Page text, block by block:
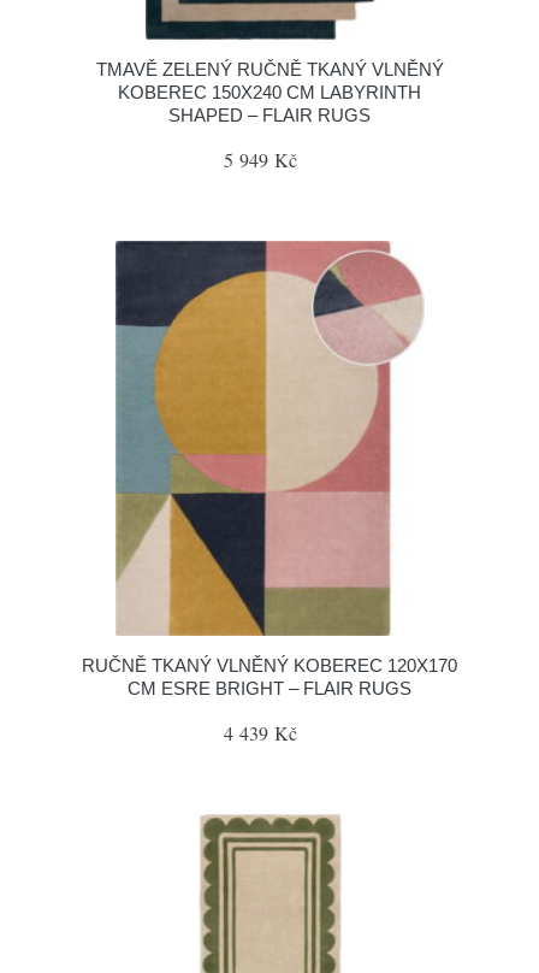
TMAVĚ ZELENÝ RUČNĚ TKANÝ VLNĚNÝ
KOBEREC 150X240 CM LABYRINTH
SHAPED – FLAIR RUGS
5 949 Kč
RUČNĚ TKANÝ VLNĚNÝ KOBEREC 120X170
CM ESRE BRIGHT – FLAIR RUGS
4 439 Kč